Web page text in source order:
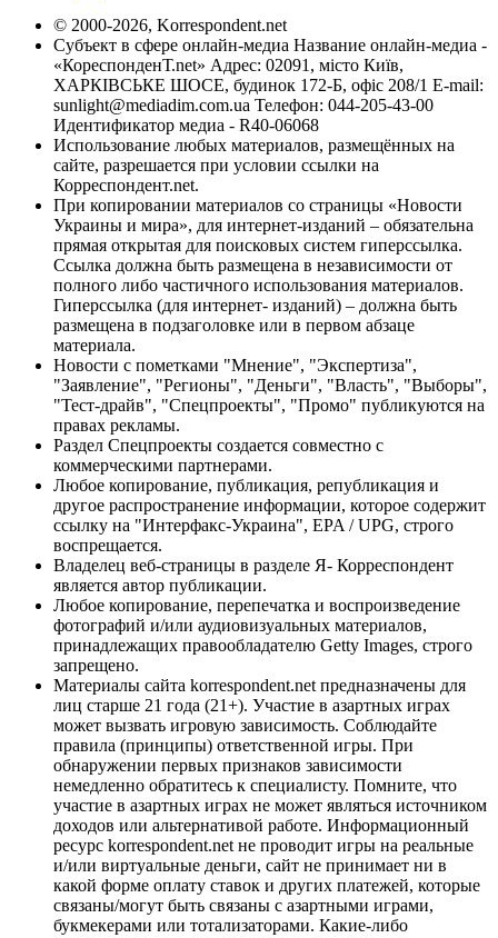
© 2000-2026, Korrespondent.net
Субъект в сфере онлайн-медиа Название онлайн-медиа -
«КореспонденТ.net» Адрес: 02091, місто Київ,
ХАРКІВСЬКЕ ШОСЕ, будинок 172-Б, офіс 208/1 E-mail:
sunlight@mediadim.com.ua Телефон: 044-205-43-00
Идентификатор медиа - R40-06068
Использование любых материалов, размещённых на
сайте, разрешается при условии ссылки на
Корреспондент.net.
При копировании материалов со страницы «Новости
Украины и мира», для интернет-изданий – обязательна
прямая открытая для поисковых систем гиперссылка.
Ссылка должна быть размещена в независимости от
полного либо частичного использования материалов.
Гиперссылка (для интернет- изданий) – должна быть
размещена в подзаголовке или в первом абзаце
материала.
Новости с пометками "Мнение", "Экспертиза",
"Заявление", "Регионы", "Деньги", "Власть", "Выборы",
"Тест-драйв", "Спецпроекты", "Промо" публикуются на
правах рекламы.
Раздел Спецпроекты создается совместно с
коммерческими партнерами.
Любое копирование, публикация, републикация и
другое распространение информации, которое содержит
ссылку на "Интерфакс-Украина", EPA / UPG, строго
воспрещается.
Владелец веб-страницы в разделе Я- Корреспондент
является автор публикации.
Любое копирование, перепечатка и воспроизведение
фотографий и/или аудиовизуальных материалов,
принадлежащих правообладателю Getty Images, строго
запрещено.
Материалы сайта korrespondent.net предназначены для
лиц старше 21 года (21+). Участие в азартных играх
может вызвать игровую зависимость. Соблюдайте
правила (принципы) ответственной игры. При
обнаружении первых признаков зависимости
немедленно обратитесь к специалисту. Помните, что
участие в азартных играх не может являться источником
доходов или альтернативой работе. Информационный
ресурс korrespondent.net не проводит игры на реальные
и/или виртуальные деньги, сайт не принимает ни в
какой форме оплату ставок и других платежей, которые
связаны/могут быть связаны с азартными играми,
букмекерами или тотализаторами. Какие-либо